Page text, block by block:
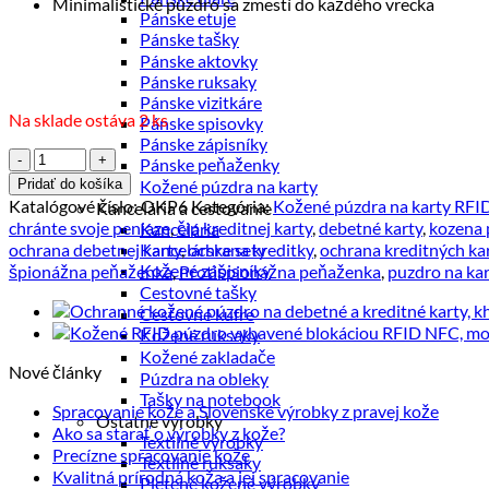
Pánske etuje
Pánske tašky
Pánske aktovky
Pánske ruksaky
Pánske vizitkáre
Pánske spisovky
Pánske zápisníky
Pánske peňaženky
Kožené púzdra na karty
Kancelária a cestovanie
Kancelária
Kancelárske sety
Kožené zápisníky
Cestovné tašky
Cestovné kufre
Kožené ruksaky
Kožené zakladače
Púzdra na obleky
Tašky na notebook
Ostatné výrobky
Textilné výrobky
Textilné ruksaky
Pletené kožené výrobky
Na sklade ostáva 2 ks
množstvo
Kožené
RFID
púzdro
vybavené
blokáciou
RFID
NFC,
bordová
farba
Pridať do košíka
Katalógové číslo:OKP6Kategória:Kožené púzdra na karty
chránte svoje peniaze,čip kreditnej karty,debetné karty, kozena
ochrana debetnej karty,ochrana kreditky,ochrana kreditných
špionážna peňaženka,Protišpionážna peňaženka, puzdro na
Nové články
Spracovanie kože a Slovenské výrobky z pravej kožeŽiadne
Ako sa starať o výrobky z kože?Žiadne
na
Precízne spracovanie kožeŽiadne
komentáre
Kvalitná prírodná koža a jej spracovanieŽiadne